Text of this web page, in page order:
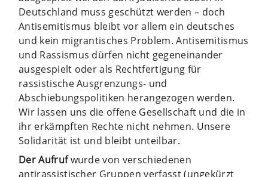
Deutschland muss geschützt werden – doch
Antisemitismus bleibt vor allem ein deutsches
und kein migrantisches Problem. Antisemitismus
und Rassismus dürfen nicht gegeneinander
ausgespielt oder als Rechtfertigung für
rassistische Ausgrenzungs- und
Abschiebungspolitiken herangezogen werden.
Wir lassen uns die offene Gesellschaft und die in
ihr erkämpften Rechte nicht nehmen. Unsere
Solidarität ist und bleibt unteilbar.
Der Aufrufwurde von verschiedenen
antirassistischer Gruppen verfasst (ungekürzt